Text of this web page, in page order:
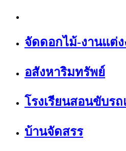
จัดดอกไม้-งานแต่ง
อสังหาริมทรัพย์
โรงเรียนสอนขับร
บ้านจัดสรร